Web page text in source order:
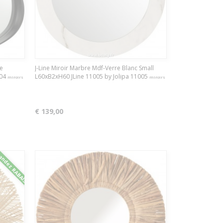
miroirs
J-Line Miroir Marbre Mdf-Verre Blanc Small
L60xB2xH60 JLine 11005 by Jolipa 11005 miroirs
€ 139,00
RABAIS